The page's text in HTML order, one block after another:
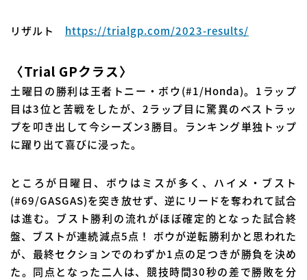
リザルト https://trialgp.com/2023-results/
〈Trial GPクラス〉
土曜日の勝利は王者トニー・ボウ(#1/Honda)。1ラップ
目は3位と苦戦をしたが、2ラップ目に驚異のベストラッ
プを叩き出して今シーズン3勝目。ランキング単独トップ
に躍り出て喜びに浸った。
ところが日曜日、ボウはミスが多く、ハイメ・ブスト
(#69/GASGAS)を突き放せず、逆にリードを奪われて試合
は進む。ブスト勝利の流れがほぼ確定的となった試合終
盤、ブストが連続減点5点！ ボウが逆転勝利かと思われた
が、最終セクションでのわずか1点の足つきが勝負を決め
た。同点となった二人は、競技時間30秒の差で勝敗を分